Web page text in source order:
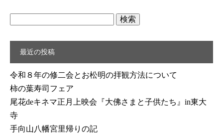
最近の投稿
令和８年の修二会とお松明の拝観方法について
柿の葉寿司フェア
尾花deキネマ正月上映会『大佛さまと子供たち』in東大
寺
手向山八幡宮里帰りの記